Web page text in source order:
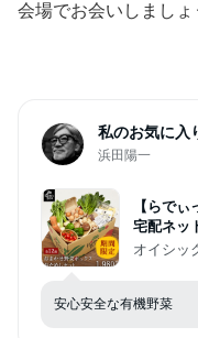
会場でお会いしましょ
私のお気に入
浜田陽一
【らで
宅配ネッ
オイシッ
安心安全な有機野菜